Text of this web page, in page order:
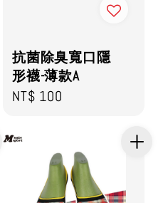
抗菌除臭寬口隱
形襪-薄款A
Regular
NT$ 100